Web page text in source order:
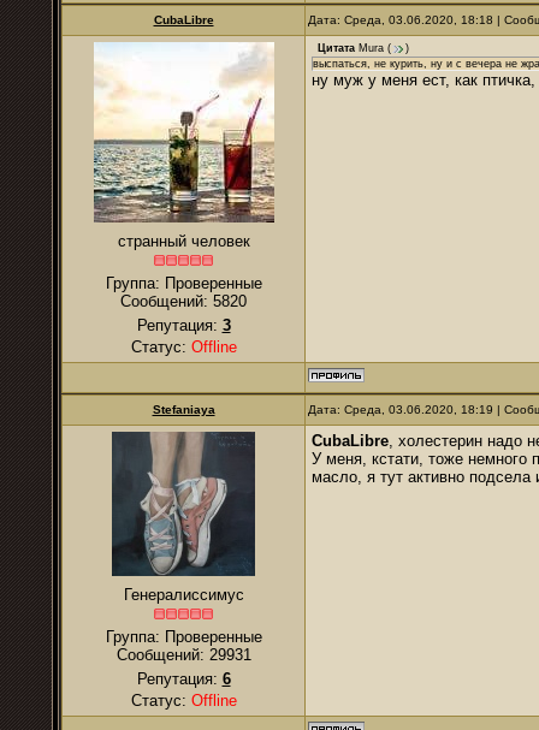
CubaLibre Дата: Среда, 03.06.2020, 18:18 |
странный человек
Группа: Проверенные
Сообщений: 5820
Репутация: 3
Статус: Offline
Цитата Mura (
)
выспаться, не курить, ну и с вечера не
ну муж у меня ест, как
Stefaniaya Дата: Среда, 03.06.2020, 18:19 |
Генералиссимус
Группа: Проверенные
Сообщений: 29931
Репутация: 6
Статус: Offline
CubaLibre, холестерин надо
У меня, кстати, тоже
масло, я тут активно